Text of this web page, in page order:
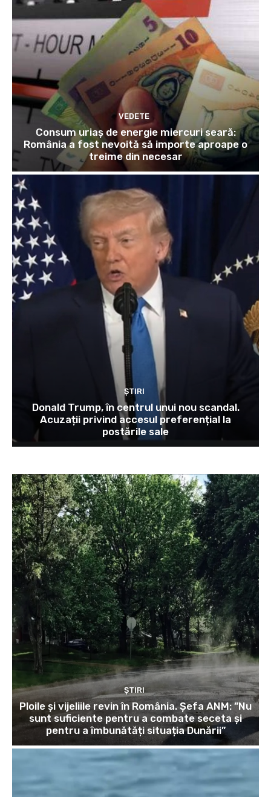
VEDETE
Consum uriaș de energie miercuri seară:
România a fost nevoită să importe aproape o
treime din necesar
ȘTIRI
Donald Trump, în centrul unui nou scandal.
Acuzații privind accesul preferențial la
postările sale
ȘTIRI
Ploile și vijeliile revin în România. Șefa ANM: ”Nu
sunt suficiente pentru a combate seceta și
pentru a îmbunătăți situația Dunării”